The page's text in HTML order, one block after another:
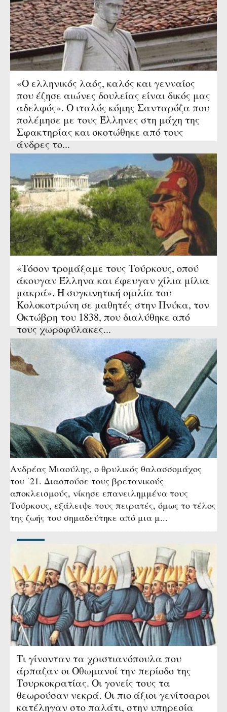
«Ο ελληνικός λαός, καλός και γενναίος
που έζησε αιώνες δουλείας είναι δικός μας
αδελφός». Ο ιταλός κόμης Σανταρόζα που
πολέμησε με τους Έλληνες στη μάχη της
Σφακτηρίας και σκοτώθηκε από τους
άνδρες το...
«Τόσον τρομάξαμε τους Τούρκους, οπού
άκουγαν Έλληνα και έφευγαν χίλια μίλια
μακρά». Η συγκινητική ομιλία του
Κολοκοτρώνη σε μαθητές στην Πνύκα, τον
Οκτώβρη του 1838, που διαλύθηκε από
τους χωροφύλακες...
Aνδρέας Μιαούλης, ο θρυλικός θαλασσομάχος
του ΄21. Διασπούσε τους βρετανικούς
αποκλεισμούς, νίκησε επανειλημμένα τους
Τούρκους, εξάλειψε τους πειρατές, όμως το τέλος
της ζωής του σημαδεύτηκε από μια μ...
Τι γίνονταν τα χριστιανόπουλα που
άρπαζαν οι Οθωμανοί την περίοδο της
Τουρκοκρατίας. Οι γονείς τους τα
θεωρούσαν νεκρά. Οι πιο άξιοι γενίτσαροι
κατέληγαν στο παλάτι, στην υπηρεσία